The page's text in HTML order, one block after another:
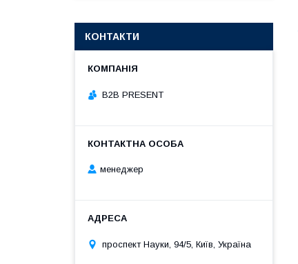
КОНТАКТИ
B2B PRESENT
менеджер
проспект Науки, 94/5, Київ, Україна